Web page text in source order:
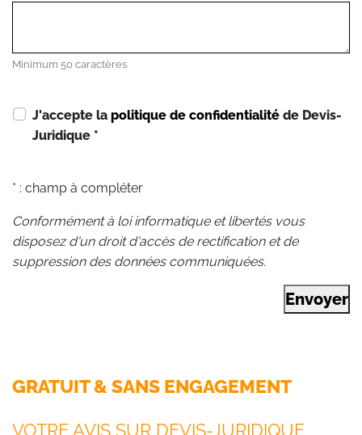
Minimum 50 caractères
J'accepte la politique de confidentialité de Devis-
Juridique *
* : champ à compléter
Conformément à loi informatique et libertés vous
disposez d'un droit d'accès de rectification et de
suppression des données communiquées.
Envoyer
GRATUIT & SANS ENGAGEMENT
VOTRE AVIS SUR DEVIS-JURIDIQUE